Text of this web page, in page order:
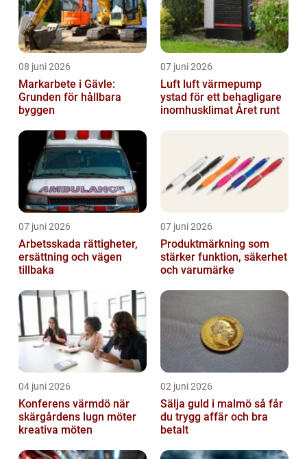
08 juni 2026
Markarbete i Gävle:
Grunden för hållbara
byggen
07 juni 2026
Luft luft värmepump
ystad för ett behagligare
inomhusklimat Året runt
07 juni 2026
Arbetsskada rättigheter,
ersättning och vägen
tillbaka
07 juni 2026
Produktmärkning som
stärker funktion, säkerhet
och varumärke
04 juni 2026
Konferens värmdö när
skärgårdens lugn möter
kreativa möten
02 juni 2026
Sälja guld i malmö så får
du trygg affär och bra
betalt